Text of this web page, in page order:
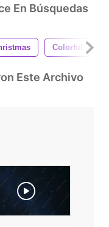
En Búsquedas
Colorful
Este Archivo